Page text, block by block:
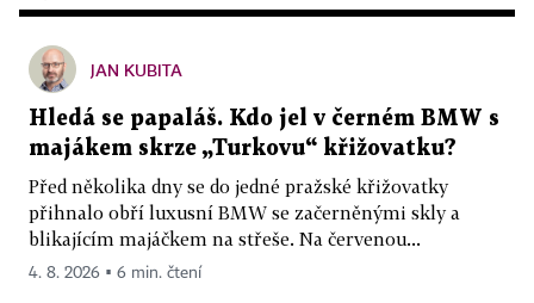
JAN KUBITA
Hledá se papaláš. Kdo jel v černém BMW s
majákem skrze „Turkovu“ křižovatku?
Před několika dny se do jedné pražské křižovatky
přihnalo obří luxusní BMW se začerněnými skly a
blikajícím majáčkem na střeše. Na červenou...
4. 8. 2026 ▪ 6 min. čtení